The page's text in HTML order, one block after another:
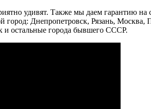
удивят. Также мы даем гарантию на
город: Днепропетровск, Рязань,
и остальные города бывшего СССР.